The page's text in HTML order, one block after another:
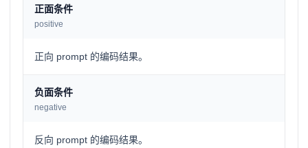
正面条件
positive
正向 prompt 的编码结果。
负面条件
negative
反向 prompt 的编码结果。